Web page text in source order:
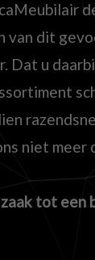
van dit
Dat u
niet meer
tot een